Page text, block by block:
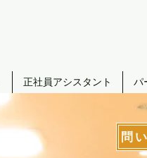
正社員アシスタント パ